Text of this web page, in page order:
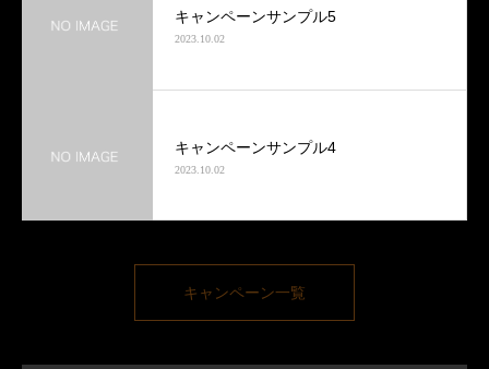
キャンペーンサンプル5
2023.10.02
キャンペーンサンプル4
2023.10.02
キャンペーン一覧